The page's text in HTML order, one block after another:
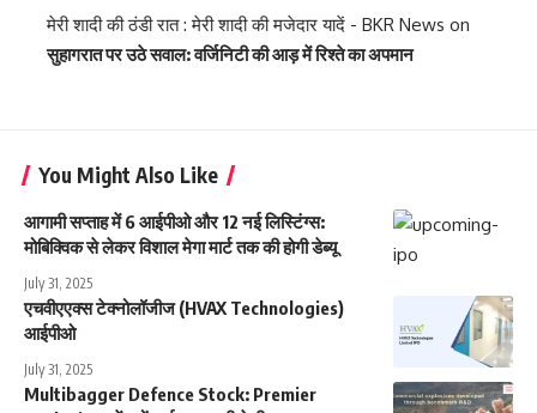
मेरी शादी की ठंडी रात : मेरी शादी की मजेदार यादें - BKR News on
सुहागरात पर उठे सवाल: वर्जिनिटी की आड़ में रिश्ते का अपमान
You Might Also Like
आगामी सप्ताह में 6 आईपीओ और 12 नई लिस्टिंग्स:
मोबिक्विक से लेकर विशाल मेगा मार्ट तक की होगी डेब्यू
July 31, 2025
एचवीएएक्स टेक्नोलॉजीज (HVAX Technologies)
आईपीओ
July 31, 2025
Multibagger Defence Stock: Premier